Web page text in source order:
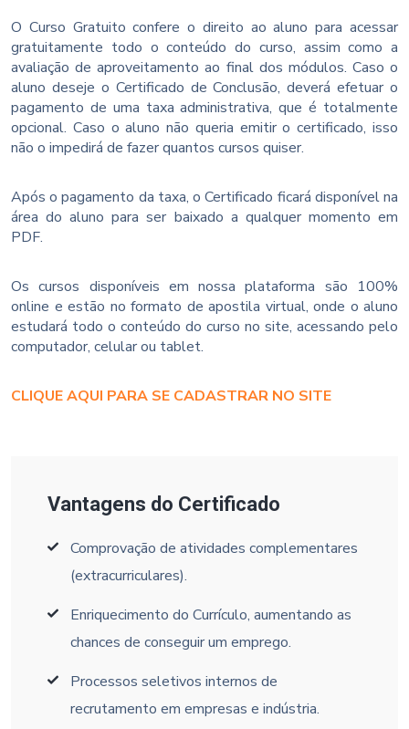
O Curso Gratuito confere o direito ao aluno para acessar
gratuitamente todo o conteúdo do curso, assim como a
avaliação de aproveitamento ao final dos módulos. Caso o
aluno deseje o Certificado de Conclusão, deverá efetuar o
pagamento de uma taxa administrativa, que é totalmente
opcional. Caso o aluno não queria emitir o certificado, isso
não o impedirá de fazer quantos cursos quiser.
Após o pagamento da taxa, o Certificado ficará disponível na
área do aluno para ser baixado a qualquer momento em
PDF.
Os cursos disponíveis em nossa plataforma são 100%
online e estão no formato de apostila virtual, onde o aluno
estudará todo o conteúdo do curso no site, acessando pelo
computador, celular ou tablet.
CLIQUE AQUI PARA SE CADASTRAR NO SITE
Vantagens do Certificado
Comprovação de atividades complementares
(extracurriculares).
Enriquecimento do Currículo, aumentando as
chances de conseguir um emprego.
Processos seletivos internos de
recrutamento em empresas e indústria.